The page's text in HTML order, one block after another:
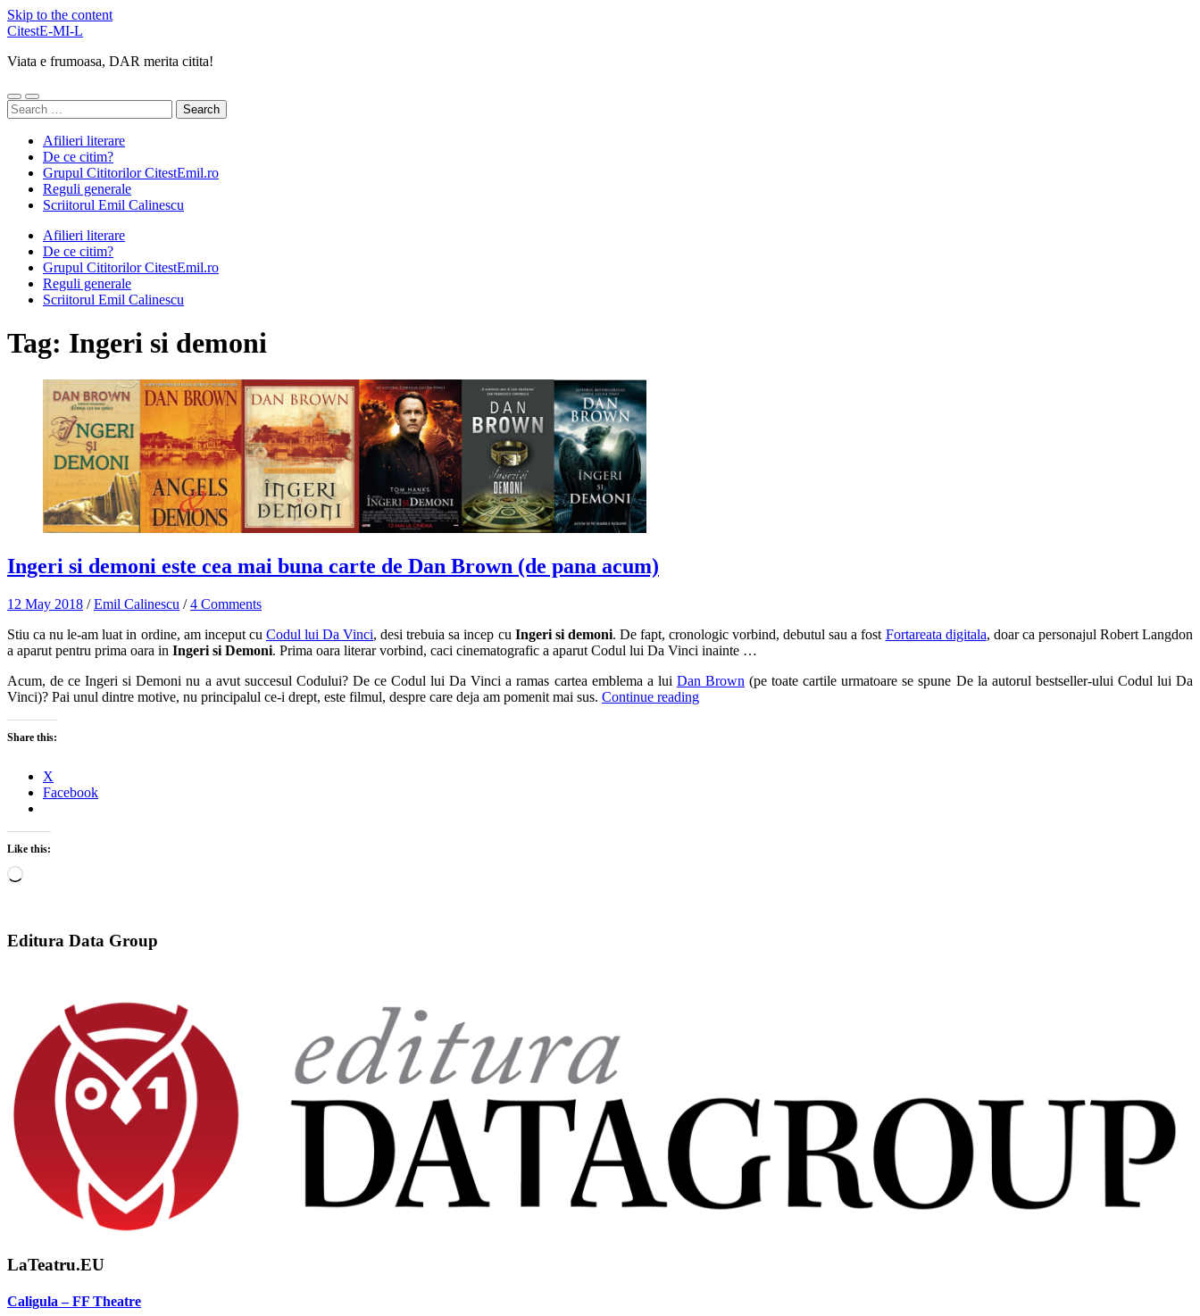
Skip to the content
CitestE-MI-L
Viata e frumoasa, DAR merita citita!
Toggle
mobile
Toggle
search
Search
for:
Afilieri literare
De ce citim?
Grupul Cititorilor CitestEmil.ro
Reguli generale
Scriitorul Emil Calinescu
Afilieri literare
De ce citim?
Grupul Cititorilor CitestEmil.ro
Reguli generale
Scriitorul Emil Calinescu
Tag: Ingeri si demoni
Ingeri si demoni este cea mai buna carte de Dan Brown (de pana acum)
12 May 2018 /Emil Calinescu /4 Comments
Stiu ca nu le-am luat in ordine, am inceput cu Codul lui Da Vinci, desi trebuia sa incep cu Ingeri si demoni. De fapt, cronologic vorbind, debutul sau a fost Fortareata digitala, doar ca personajul Robert Langdon
a aparut pentru prima oara in Ingeri si Demoni. Prima oara literar vorbind, caci cinematografic a aparut Codul lui Da Vinci inainte …
Acum, de ce Ingeri si Demoni nu a avut succesul Codului? De ce Codul lui Da Vinci a ramas cartea emblema a lui Dan Brown (pe toate cartile urmatoare se spune De la autorul bestseller-ului Codul lui Da
Vinci)? Pai unul dintre motive, nu principalul ce-i drept, este filmul, despre care deja am pomenit mai sus. Continue reading
Share this:
X
Facebook
Like this:
Loading…
Editura Data Group
LaTeatru.EU
Caligula – FF Theatre